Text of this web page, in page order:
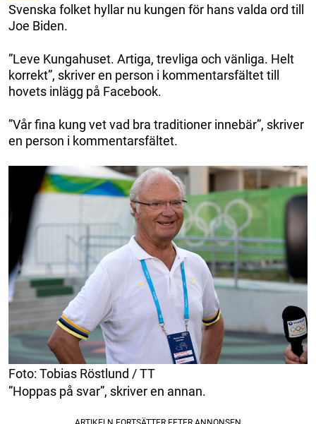
Svenska folket hyllar nu kungen för hans valda ord till
Joe Biden.
”Leve Kungahuset. Artiga, trevliga och vänliga. Helt
korrekt”, skriver en person i kommentarsfältet till
hovets inlägg på Facebook.
”Vår fina kung vet vad bra traditioner innebär”, skriver
en person i kommentarsfältet.
Foto: Tobias Röstlund / TT
”Hoppas på svar”, skriver en annan.